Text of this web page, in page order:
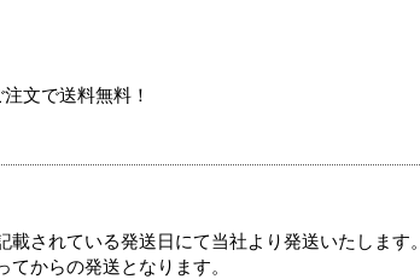
文で送料無料！
されている発送日にて当社より発送いたします。
からの発送となります。